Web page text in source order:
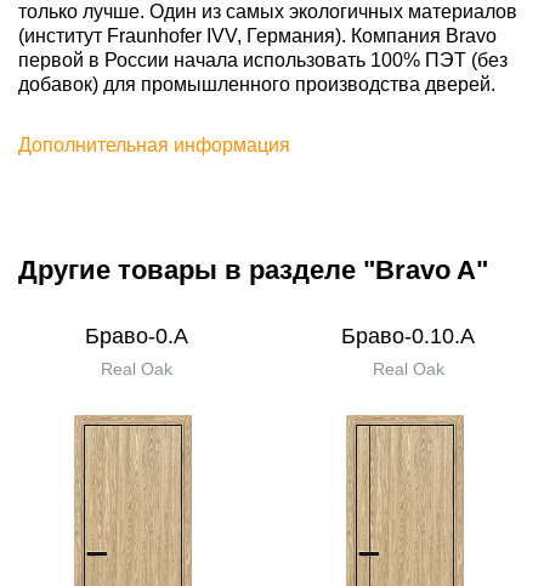
только лучше. Один из самых экологичных материалов
(институт Fraunhofer IVV, Германия). Компания Bravo
первой в России начала использовать 100% ПЭТ (без
добавок) для промышленного производства дверей.
Дополнительная информация
Другие товары в разделе "Bravo A"
Браво-0.А
Real Oak
Браво-0.10.А
Real Oak